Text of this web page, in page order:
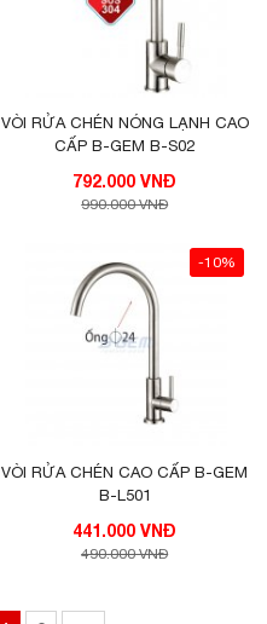
VÒI RỬA CHÉN NÓNG LẠNH CAO
CẤP B-GEM B-S02
792.000 VNĐ
990.000 VNĐ
-10%
VÒI RỬA CHÉN CAO CẤP B-GEM
B-L501
441.000 VNĐ
490.000 VNĐ